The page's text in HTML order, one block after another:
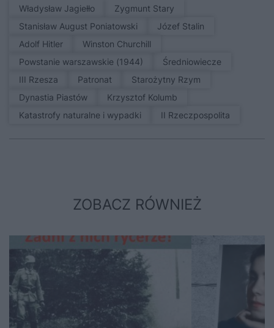
Władysław Jagiełło
Zygmunt Stary
Stanisław August Poniatowski
Józef Stalin
Adolf Hitler
Winston Churchill
Powstanie warszawskie (1944)
średniowiecze
III Rzesza
patronat
Starożytny Rzym
Dynastia Piastów
Krzysztof Kolumb
Katastrofy naturalne i wypadki
II Rzeczpospolita
ZOBACZ RÓWNIEŻ